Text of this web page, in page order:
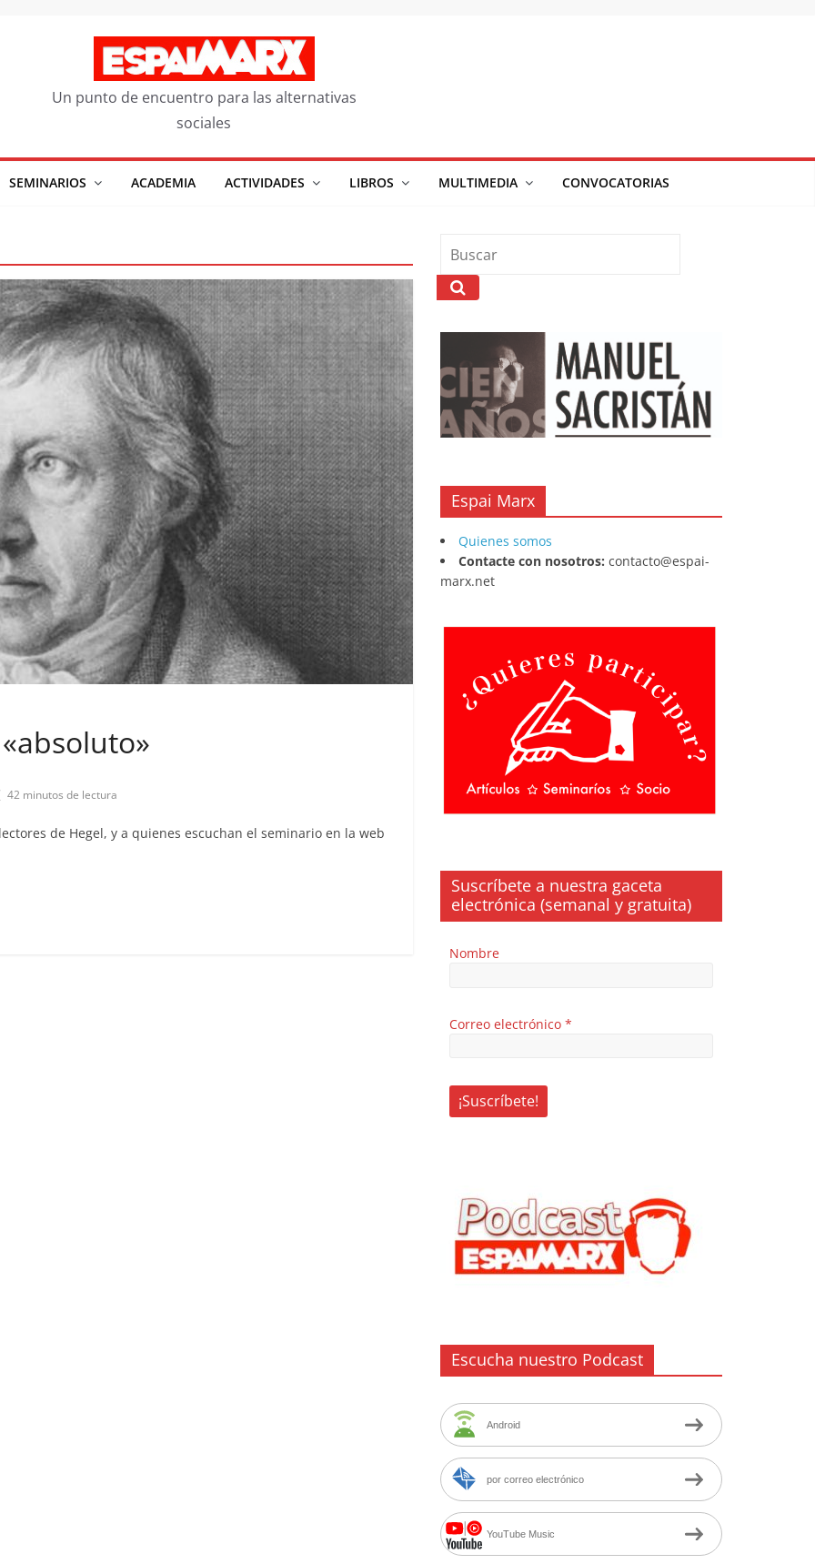
Un punto de encuentro para las alternativas
sociales
SEMINARIOS ACADEMIA ACTIVIDADES LIBROS MULTIMEDIA CONVOCATORIAS
42 minutos de lectura
de Hegel, y a quienes escuchan el seminario en la web
Espai Marx
Quienes somos
Contacte con nosotros: contacto@espai-
marx.net
Suscríbete a nuestra gaceta
electrónica (semanal y gratuita)
Nombre
Correo electrónico *
Escucha nuestro Podcast
Android
por correo electrónico
YouTube Music